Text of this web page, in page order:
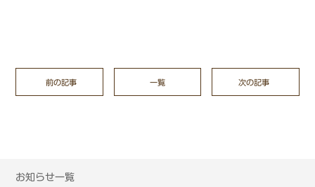
前の記事 次の記事
一覧
お知らせ一覧